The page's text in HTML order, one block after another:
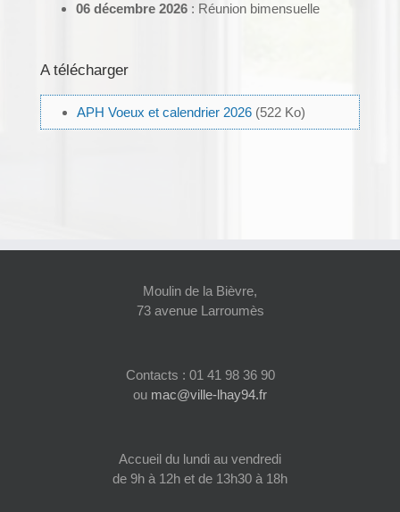
06 décembre 2026: Réunion bimensuelle
A télécharger
APH Voeux et calendrier 2026 (522 Ko)
Moulin de la Bièvre,
73 avenue Larroumès
Contacts : 01 41 98 36 90
ou mac@ville-lhay94.fr
Accueil du lundi au vendredi
de 9h à 12h et de 13h30 à 18h